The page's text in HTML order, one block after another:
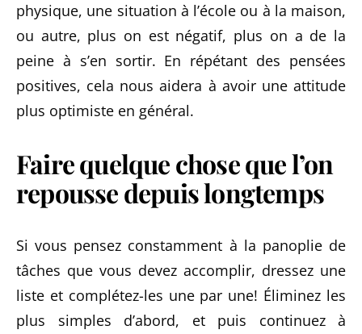
physique, une situation à l’école ou à la maison,
ou autre, plus on est négatif, plus on a de la
peine à s’en sortir. En répétant des pensées
positives, cela nous aidera à avoir une attitude
plus optimiste en général.
Faire quelque chose que l’on
repousse depuis longtemps
Si vous pensez constamment à la panoplie de
tâches que vous devez accomplir, dressez une
liste et complétez-les une par une! Éliminez les
plus simples d’abord, et puis continuez à